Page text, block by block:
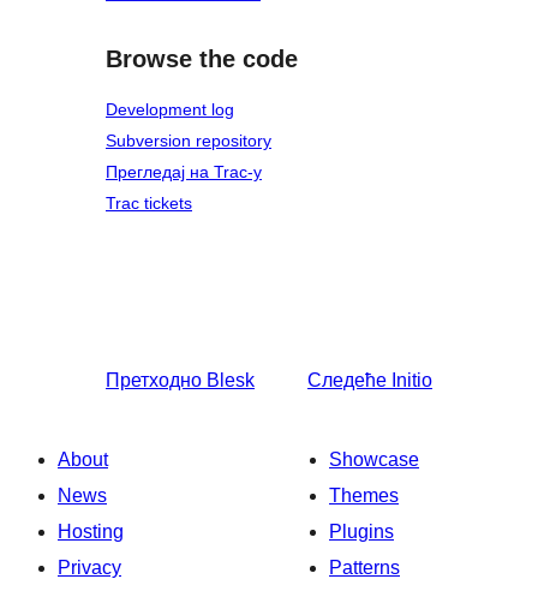
Browse the code
Development log
Subversion repository
Прегледај на Trac-у
Trac tickets
Претходно Blesk Следеће Initio
About
News
Hosting
Privacy
Showcase
Themes
Plugins
Patterns